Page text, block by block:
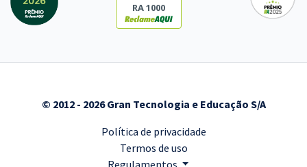
RA 1000
© 2012 - 2026 Gran Tecnologia e Educação S/A
Política de privacidade
Termos de uso
Regulamentos